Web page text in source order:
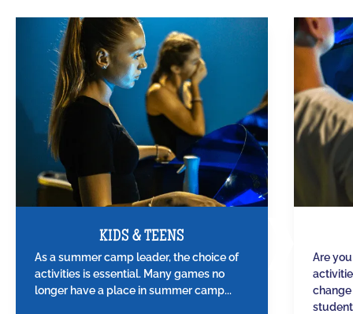
KIDS & TEENS
As a summer camp leader, the choice of
activities is essential. Many games no
longer have a place in summer camp...
Are